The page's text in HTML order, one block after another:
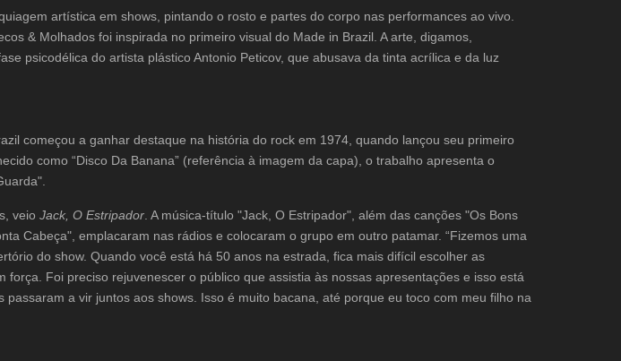
artística em shows, pintando o rosto e partes do corpo nas performances ao vivo.
& Molhados foi inspirada no primeiro visual do Made in Brazil. A arte, digamos,
psicodélica do artista plástico Antonio Peticov, que abusava da tinta acrílica e da luz
começou a ganhar destaque na história do rock em 1974, quando lançou seu primeiro
como “Disco Da Banana” (referência à imagem da capa), o trabalho apresenta o
veio Jack, O Estripador . A música-título "Jack, O Estripador", além das canções "Os Bons
Cabeça", emplacaram nas rádios e colocaram o grupo em outro patamar. “Fizemos uma
do show. Quando você está há 50 anos na estrada, fica mais difícil escolher as
força. Foi preciso rejuvenescer o público que assistia às nossas apresentações e isso está
passaram a vir juntos aos shows. Isso é muito bacana, até porque eu toco com meu filho na